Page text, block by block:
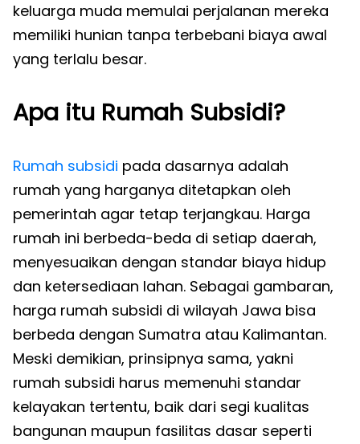
keluarga muda memulai perjalanan mereka
memiliki hunian tanpa terbebani biaya awal
yang terlalu besar.
Apa itu Rumah Subsidi?
Rumah subsidi pada dasarnya adalah
rumah yang harganya ditetapkan oleh
pemerintah agar tetap terjangkau. Harga
rumah ini berbeda-beda di setiap daerah,
menyesuaikan dengan standar biaya hidup
dan ketersediaan lahan. Sebagai gambaran,
harga rumah subsidi di wilayah Jawa bisa
berbeda dengan Sumatra atau Kalimantan.
Meski demikian, prinsipnya sama, yakni
rumah subsidi harus memenuhi standar
kelayakan tertentu, baik dari segi kualitas
bangunan maupun fasilitas dasar seperti